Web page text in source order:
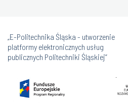
„E-Politechnika Śląska - utworzenie
platformy elektronicznych usług
publicznych Politechniki Śląskiej”